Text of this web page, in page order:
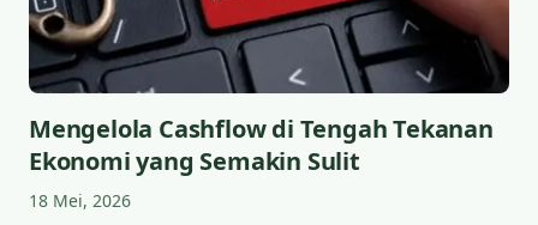
Mengelola Cashflow di Tengah Tekanan
Ekonomi yang Semakin Sulit
18 Mei, 2026